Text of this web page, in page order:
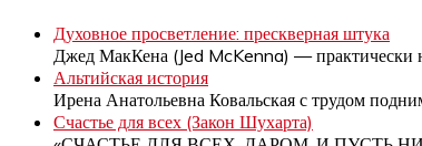
Духовное просветление: прескверная штука
Джед МакКена (Jed McKenna) — практически
Альтийская история
Ирена Анатольевна Ковальская с трудом
Счастье для всех (Закон Шухарта)